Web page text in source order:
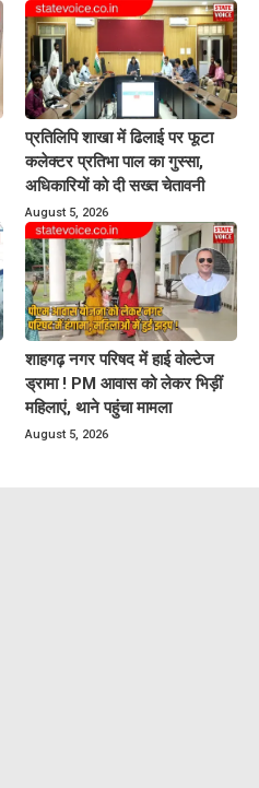
प्रतिलिपि शाखा में ढिलाई पर फूटा
कलेक्टर प्रतिभा पाल का गुस्सा,
अधिकारियों को दी सख्त चेतावनी
August 5, 2026
शाहगढ़ नगर परिषद में हाई वोल्टेज
ड्रामा ! PM आवास को लेकर भिड़ीं
महिलाएं, थाने पहुंचा मामला
August 5, 2026